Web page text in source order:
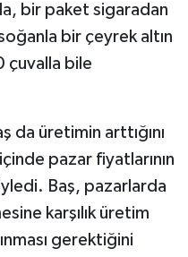
bir paket sigaradan
bir çeyrek altın
çuvalla bile
da üretimin arttığını
pazar fiyatlarının
Baş, pazarlarda
karşılık üretim
gerektiğini